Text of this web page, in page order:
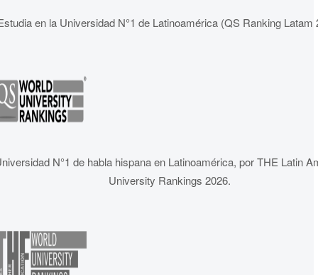
en la Universidad N°1 de Latinoamérica (QS Ranking Latam
N°1 de habla hispana en Latinoamérica, por THE Latin
University Rankings 2026.